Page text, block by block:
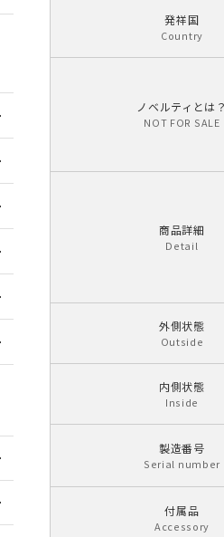
発祥国
Country
ノベルティとは？
NOT FOR SALE
商品詳細
Detail
外側状態
Outside
内側状態
Inside
製造番号
Serial number
付属品
Accessory